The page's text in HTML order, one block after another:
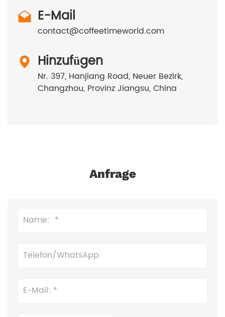
E-Mail
contact@coffeetimeworld.com
Hinzufügen
Nr. 397, Hanjiang Road, Neuer Bezirk,
Changzhou, Provinz Jiangsu, China
Anfrage